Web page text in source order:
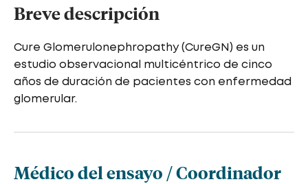
Breve descripción
Cure Glomerulonephropathy (CureGN) es un
estudio observacional multicéntrico de cinco
años de duración de pacientes con enfermedad
glomerular.
Médico del ensayo / Coordinador